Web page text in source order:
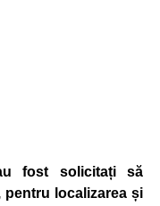
fost solicitați să
pentru localizarea și